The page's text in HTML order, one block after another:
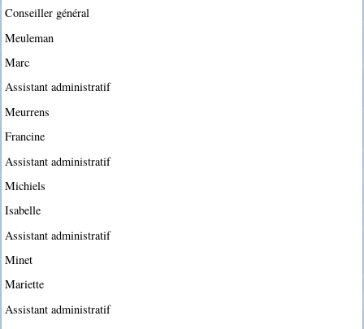
Conseiller général
Meuleman
Marc
Assistant administratif
Meurrens
Francine
Assistant administratif
Michiels
Isabelle
Assistant administratif
Minet
Mariette
Assistant administratif